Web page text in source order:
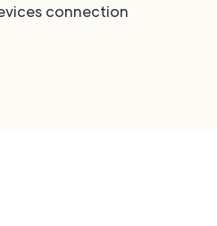
connection